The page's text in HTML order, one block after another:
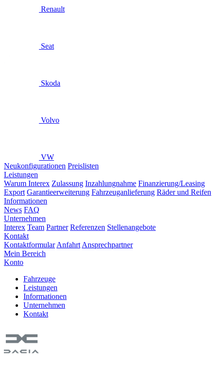
Renault
Seat
Skoda
Volvo
VW
Neukonfigurationen Preislisten
Leistungen
Warum Interex Zulassung Inzahlungnahme Finanzierung/Leasing
Export Garantieerweiterung Fahrzeuganlieferung Räder und Reifen
Informationen
News FAQ
Unternehmen
Interex Team Partner Referenzen Stellenangebote
Kontakt
Kontaktformular Anfahrt Ansprechpartner
Mein Bereich
Konto
Fahrzeuge
Leistungen
Informationen
Unternehmen
Kontakt